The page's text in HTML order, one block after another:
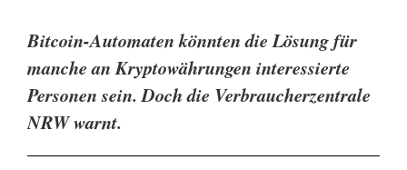
Bitcoin-Automaten könnten die Lösung für
manche an Kryptowährungen interessierte
Personen sein. Doch die Verbraucherzentrale
NRW warnt.